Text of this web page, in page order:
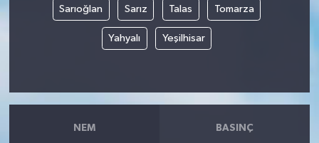
Sarıoğlan Sarız Talas Tomarza
Yahyalı Yeşilhisar
NEM BASINÇ